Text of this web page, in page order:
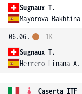
Sugnaux T.
Mayorova
06.06.
Sugnaux T.
Herrero Linana A.
1K
Caserta ITF